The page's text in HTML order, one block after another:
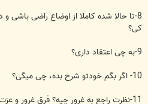
8-تا حالا شده کاملا از اوضاع راضی باشی
کی؟
9-به چی اعتقاد داری؟
10- اگر بگم خودتو شرح بده، چی میگی؟
11-نظرت راجع به غرور چیه؟ فرق غرور و عزت نفس چیه؟